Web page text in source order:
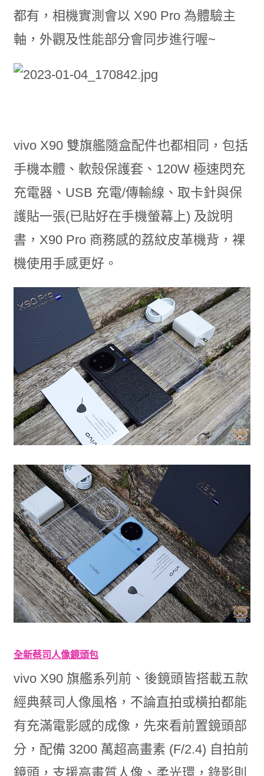
都有，相機實測會以 X90 Pro 為體驗主
軸，外觀及性能部分會同步進行喔~
vivo X90 雙旗艦隨盒配件也都相同，包括
手機本體、軟殼保護套、120W 極速閃充
充電器、USB 充電/傳輸線、取卡針與保
護貼一張(已貼好在手機螢幕上) 及說明
書，X90 Pro 商務感的荔紋皮革機背，裸
機使用手感更好。
全新蔡司人像鏡頭包
vivo X90 旗艦系列前、後鏡頭皆搭載五款
經典蔡司人像風格，不論直拍或橫拍都能
有充滿電影感的成像，先來看前置鏡頭部
分，配備 3200 萬超高畫素 (F/2.4) 自拍前
鏡頭，支援高畫質人像、柔光環，錄影則